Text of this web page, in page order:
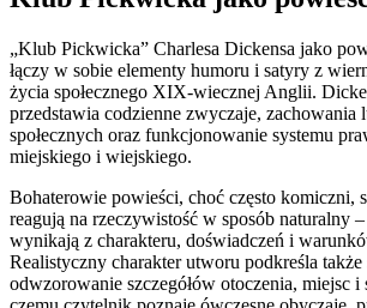
„Klub Pickwicka” Charlesa Dickensa jako
łączy w sobie elementy humoru i satyry z
życia społecznego XIX-wiecznej Anglii.
przedstawia codzienne zwyczaje, zachowania
społecznych oraz funkcjonowanie systemu
miejskiego i wiejskiego.
Bohaterowie powieści, choć często komiczni,
reagują na rzeczywistość w sposób naturalny
wynikają z charakteru, doświadczeń i
Realistyczny charakter utworu podkreśla także
odwzorowanie szczegółów otoczenia, miejsc